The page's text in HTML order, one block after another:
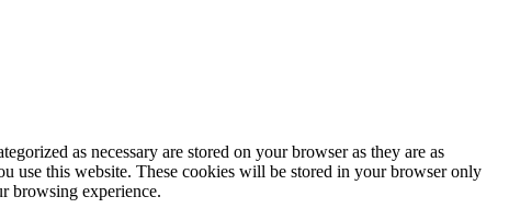
as necessary are stored on your browser as they are as
use this website. These cookies will be stored in your browser only
browsing experience.